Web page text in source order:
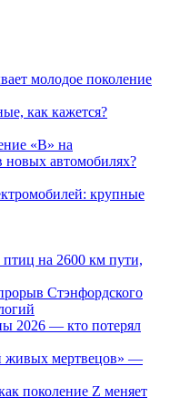
молодое поколение
как кажется?
«B» на
новых автомобилях?
крупные
на 2600 км пути,
Стэнфордского
2026 — кто потерял
живых мертвецов» —
поколение Z меняет